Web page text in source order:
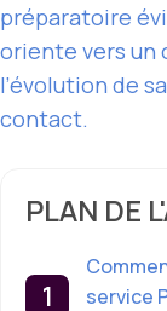
préparatoire
oriente vers un
l’évolution de
contact.
PLAN DE
service